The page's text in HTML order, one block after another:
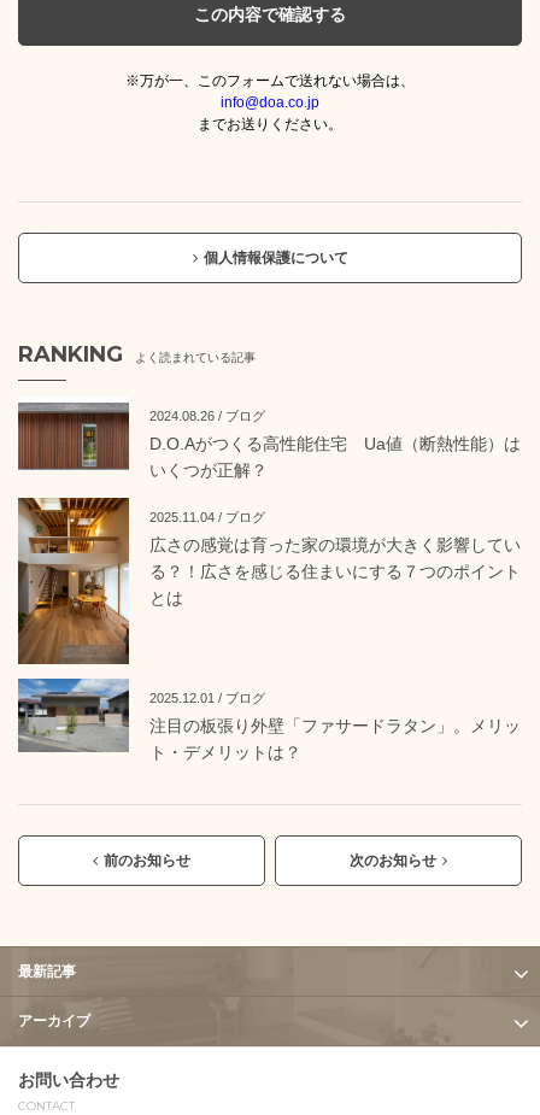
※万が一、このフォームで送れない場合は、
info@doa.co.jp
までお送りください。
個人情報保護について
RANKING よく読まれている記事
2024.08.26 / ブログ
D.O.Aがつくる高性能住宅 Ua値（断熱性能）は
いくつが正解？
2025.11.04 / ブログ
広さの感覚は育った家の環境が大きく影響してい
る？！広さを感じる住まいにする７つのポイント
とは
2025.12.01 / ブログ
注目の板張り外壁「ファサードラタン」。メリッ
ト・デメリットは？
前のお知らせ 次のお知らせ
最新記事
アーカイブ
お問い合わせ
CONTACT